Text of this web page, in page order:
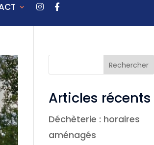
Rechercher
Articles récents
Déchèterie : horaires
aménagés